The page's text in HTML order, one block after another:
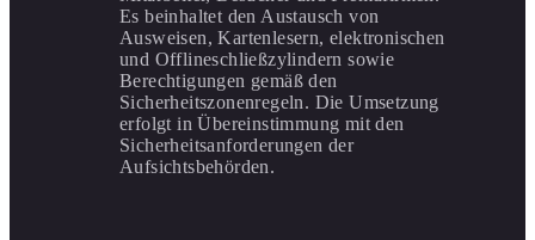
Es beinhaltet den Austausch von
Ausweisen, Kartenlesern, elektronischen
und Offlineschließzylindern sowie
Berechtigungen gemäß den
Sicherheitszonenregeln. Die Umsetzung
erfolgt in Übereinstimmung mit den
Sicherheitsanforderungen der
Aufsichtsbehörden.